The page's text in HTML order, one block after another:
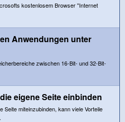
kostenlosem Browser "Internet
Anwendungen unter
zwischen 16-Bit- und 32-Bit-
eigene Seite einbinden
Seite miteinzubinden, kann viele Vorteile